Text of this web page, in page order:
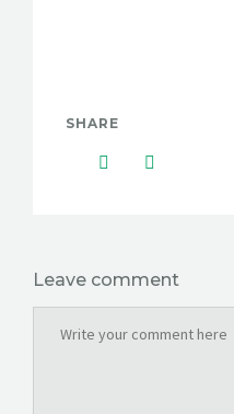
SHARE
Leave comment